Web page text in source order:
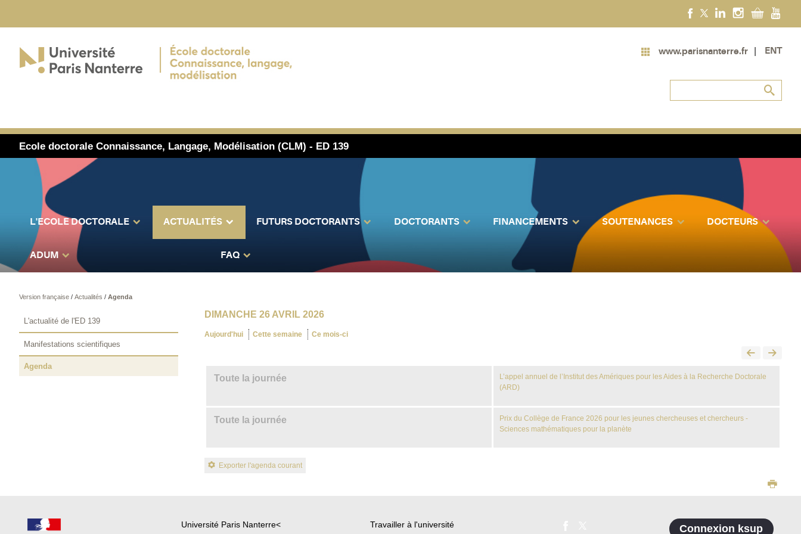
www.parisnanterre.fr ENT
Ecole doctorale Connaissance, Langage, Modélisation (CLM) - ED 139
L'ECOLE DOCTORALE ACTUALITÉS FUTURS DOCTORANTS DOCTORANTS FINANCEMENTS SOUTENANCES DOCTEURS
ADUM FAQ
Version française/ Actualités/ Agenda
DIMANCHE 26 AVRIL 2026
Aujourd'hui Cette semaine Ce mois-ci
Toute la journée
L’appel annuel de l’Institut des Amériques pour les Aides à la Recherche Doctorale
(ARD)
Toute la journée
Prix du Collège de France 2026 pour les jeunes chercheuses et chercheurs -
Sciences mathématiques pour la planète
Exporter l'agenda courant
L'actualité de l'ED 139
Manifestations scientifiques
Agenda
Université Paris Nanterre<
Travailler à l'université
Connexion ksup